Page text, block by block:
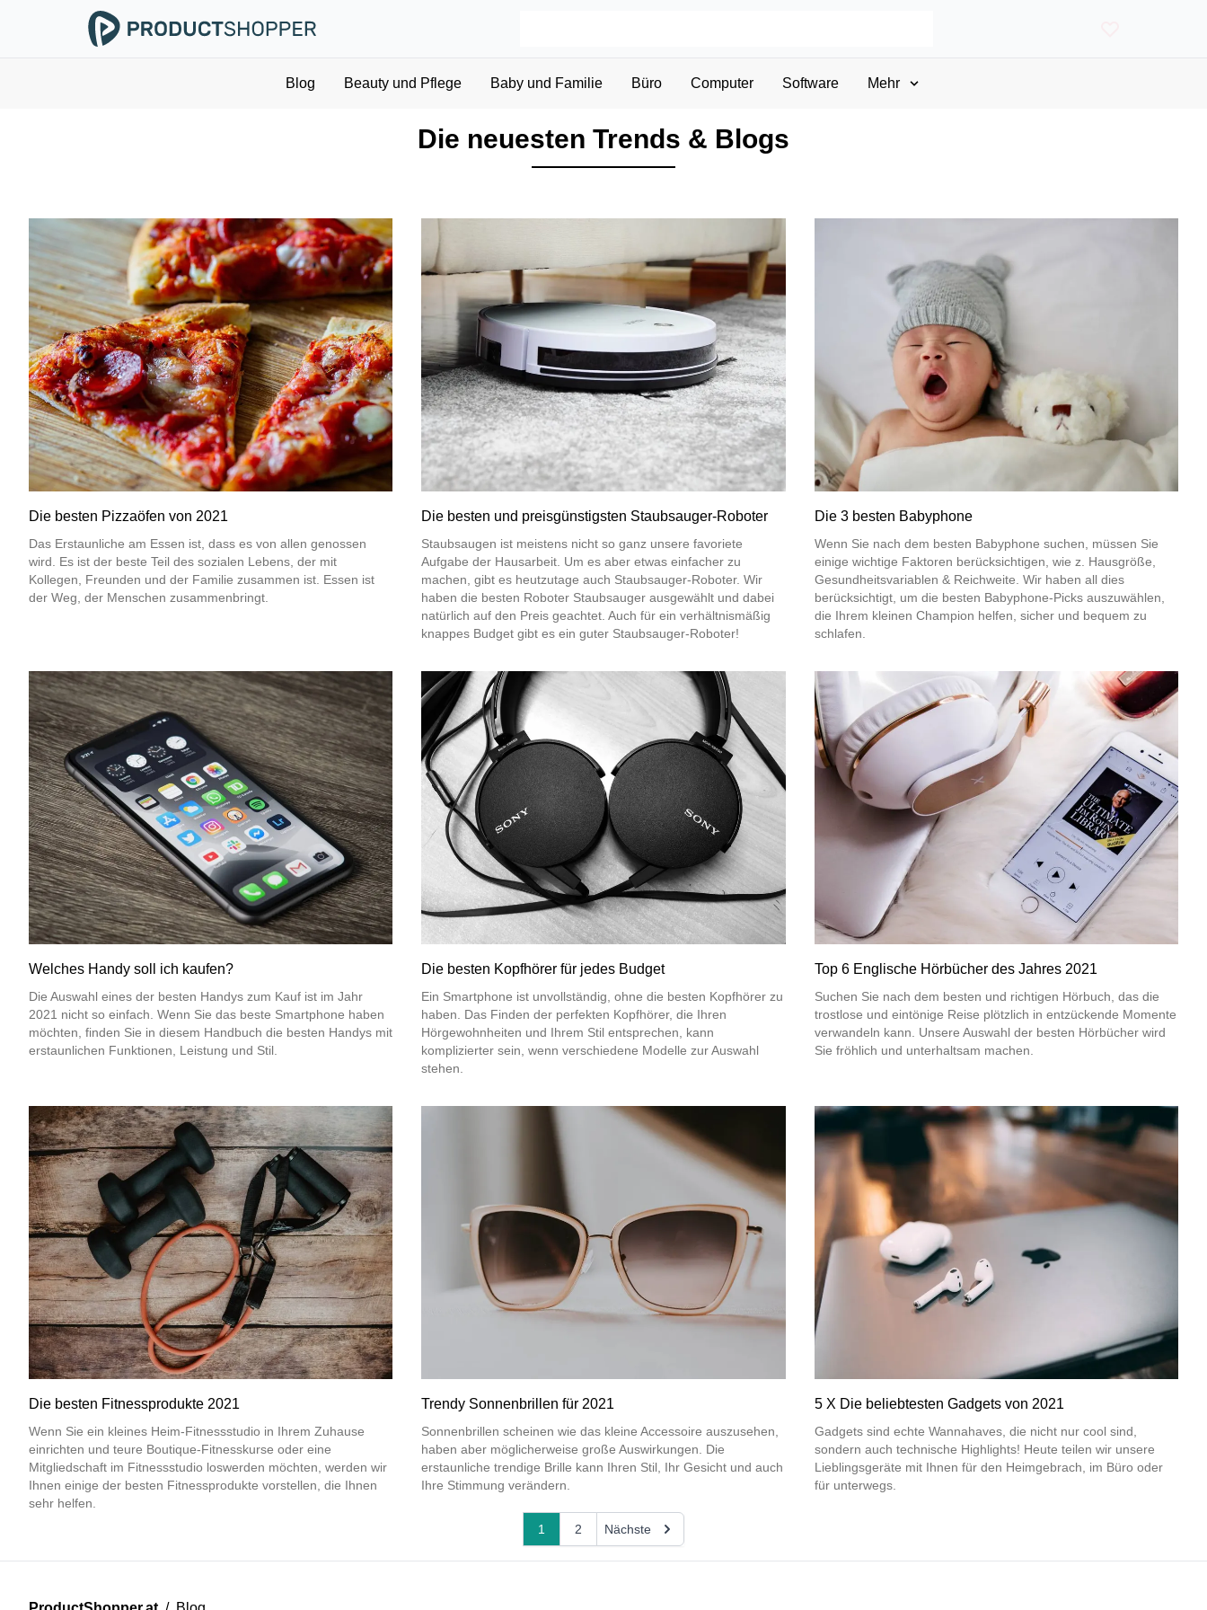
Blog Beauty und Pflege Baby und Familie Büro Computer Software Mehr
Die neuesten Trends & Blogs
Die besten Pizzaöfen von 2021
Das Erstaunliche am Essen ist, dass es von allen genossen
wird. Es ist der beste Teil des sozialen Lebens, der mit
Kollegen, Freunden und der Familie zusammen ist. Essen ist
der Weg, der Menschen zusammenbringt.
Die besten und preisgünstigsten Staubsauger-Roboter
Staubsaugen ist meistens nicht so ganz unsere favoriete
Aufgabe der Hausarbeit. Um es aber etwas einfacher zu
machen, gibt es heutzutage auch Staubsauger-Roboter. Wir
haben die besten Roboter Staubsauger ausgewählt und dabei
natürlich auf den Preis geachtet. Auch für ein verhältnismäßig
knappes Budget gibt es ein guter Staubsauger-Roboter!
Die 3 besten Babyphone
Wenn Sie nach dem besten Babyphone suchen, müssen Sie
einige wichtige Faktoren berücksichtigen, wie z. Hausgröße,
Gesundheitsvariablen & Reichweite. Wir haben all dies
berücksichtigt, um die besten Babyphone-Picks auszuwählen,
die Ihrem kleinen Champion helfen, sicher und bequem zu
schlafen.
Welches Handy soll ich kaufen?
Die Auswahl eines der besten Handys zum Kauf ist im Jahr
2021 nicht so einfach. Wenn Sie das beste Smartphone haben
möchten, finden Sie in diesem Handbuch die besten Handys mit
erstaunlichen Funktionen, Leistung und Stil.
Die besten Kopfhörer für jedes Budget
Ein Smartphone ist unvollständig, ohne die besten Kopfhörer zu
haben. Das Finden der perfekten Kopfhörer, die Ihren
Hörgewohnheiten und Ihrem Stil entsprechen, kann
komplizierter sein, wenn verschiedene Modelle zur Auswahl
stehen.
Top 6 Englische Hörbücher des Jahres 2021
Suchen Sie nach dem besten und richtigen Hörbuch, das die
trostlose und eintönige Reise plötzlich in entzückende Momente
verwandeln kann. Unsere Auswahl der besten Hörbücher wird
Sie fröhlich und unterhaltsam machen.
Die besten Fitnessprodukte 2021
Wenn Sie ein kleines Heim-Fitnessstudio in Ihrem Zuhause
einrichten und teure Boutique-Fitnesskurse oder eine
Mitgliedschaft im Fitnessstudio loswerden möchten, werden wir
Ihnen einige der besten Fitnessprodukte vorstellen, die Ihnen
sehr helfen.
Trendy Sonnenbrillen für 2021
Sonnenbrillen scheinen wie das kleine Accessoire auszusehen,
haben aber möglicherweise große Auswirkungen. Die
erstaunliche trendige Brille kann Ihren Stil, Ihr Gesicht und auch
Ihre Stimmung verändern.
5 X Die beliebtesten Gadgets von 2021
Gadgets sind echte Wannahaves, die nicht nur cool sind,
sondern auch technische Highlights! Heute teilen wir unsere
Lieblingsgeräte mit Ihnen für den Heimgebrach, im Büro oder
für unterwegs.
1 2 Nächste